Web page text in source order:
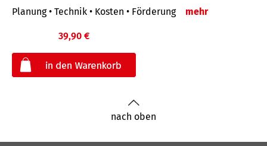
Planung • Technik • Kosten • Förderung mehr
39,90 €
nach oben